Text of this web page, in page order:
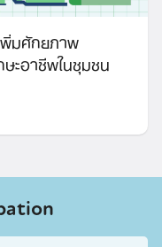
พิ่มศักยภาพ
ะอาชีพในชุมชน